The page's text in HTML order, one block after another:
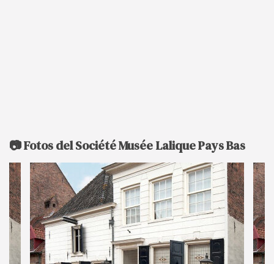
📷 Fotos del Société Musée Lalique Pays Bas